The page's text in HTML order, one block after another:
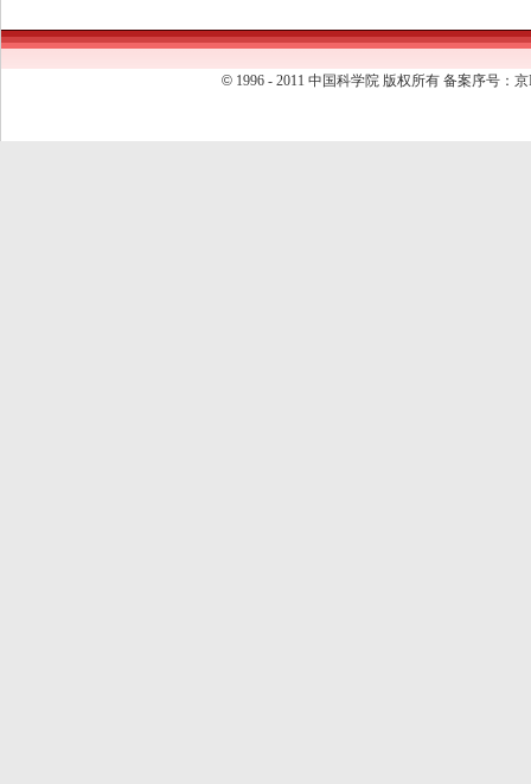
© 1996 - 2011 中国科学院 版权所有 备案序号：